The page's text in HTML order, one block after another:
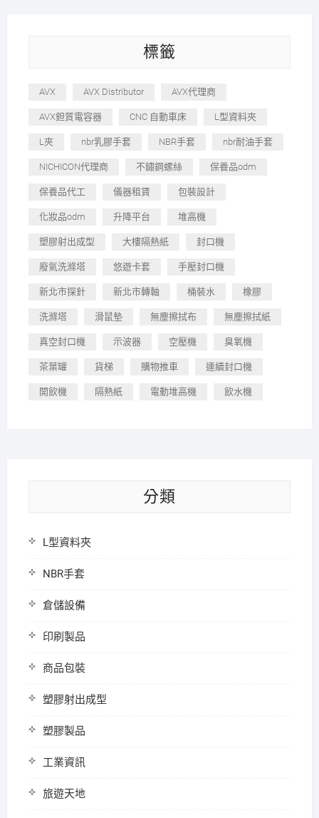
標籤
AVX AVX Distributor AVX代理商
AVX鉭質電容器 CNC 自動車床 L型資料夾
L夾 nbr乳膠手套 NBR手套 nbr耐油手套
NICHICON代理商 不鏽鋼螺絲 保養品odm
保養品代工 儀器租賃 包裝設計
化妝品odm 升降平台 堆高機
塑膠射出成型 大樓隔熱紙 封口機
廢氣洗滌塔 悠遊卡套 手壓封口機
新北市探針 新北市轉軸 桶裝水 橡膠
洗滌塔 滑鼠墊 無塵擦拭布 無塵擦拭紙
真空封口機 示波器 空壓機 臭氧機
茶葉罐 貨梯 購物推車 連續封口機
開飲機 隔熱紙 電動堆高機 飲水機
分類
L型資料夾
NBR手套
倉儲設備
印刷製品
商品包裝
塑膠射出成型
塑膠製品
工業資訊
旅遊天地